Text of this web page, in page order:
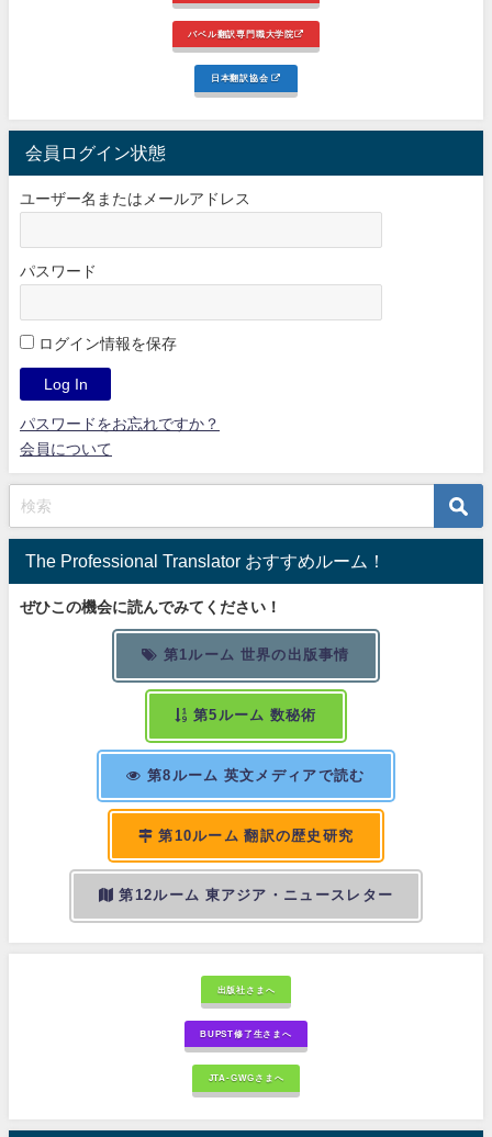
バベル翻訳専門職大学院
日本翻訳協会
会員ログイン状態
ユーザー名またはメールアドレス
パスワード
ログイン情報を保存
パスワードをお忘れですか？
会員について
The Professional Translator おすすめルーム！
ぜひこの機会に読んでみてください！
第1ルーム 世界の出版事情
第5ルーム 数秘術
第8ルーム 英文メディアで読む
第10ルーム 翻訳の歴史研究
第12ルーム 東アジア・ニュースレター
出版社さまへ
BUPST修了生さまへ
JTA-GWGさまへ